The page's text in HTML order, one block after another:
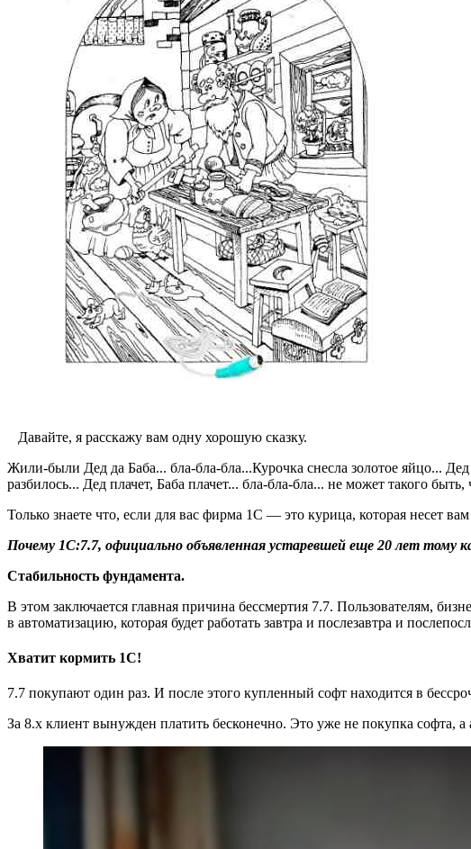
Давайте, я расскажу вам одну хорошую сказку.
Жили‑были Дед да Баба... бла‑бла‑бла...Курочка снесла золотое яйцо...
разбилось... Дед плачет, Баба плачет... бла‑бла‑бла... не может такого
Только знаете что, если для вас фирма 1С — это курица, которая несет
Почему 1С:7.7, официально объявленная устаревшей еще 20 лет тому
Стабильность фундамента.
В этом заключается главная причина бессмертия 7.7. Пользователям,
в автоматизацию, которая будет работать завтра и послезавтра и
Хватит кормить 1С!
7.7 покупают один раз. И после этого купленный софт находится в
За 8.х клиент вынужден платить бесконечно. Это уже не покупка софта,